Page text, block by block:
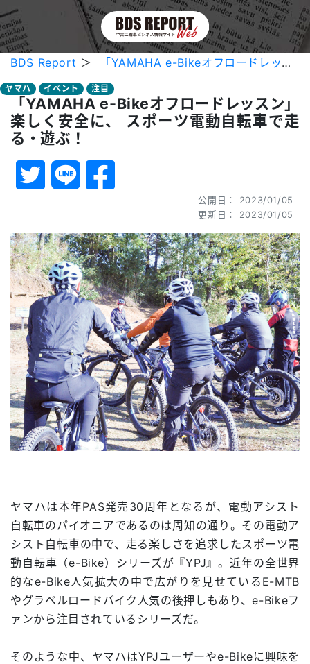
BDS Report ＞ 「YAMAHA e-Bikeオフロードレッスン」楽しく安全に、 スポーツ電動自転車で走る・遊ぶ！
ヤマハ イベント 注目
「YAMAHA e-Bikeオフロードレッスン」
楽しく安全に、 スポーツ電動自転車で走
る・遊ぶ！
公開日： 2023/01/05
更新日： 2023/01/05
ヤマハは本年PAS発売30周年となるが、電動アシスト
自転車のパイオニアであるのは周知の通り。その電動ア
シスト自転車の中で、走る楽しさを追求したスポーツ電
動自転車（e-Bike）シリーズが『YPJ』。近年の全世界
的なe-Bike人気拡大の中で広がりを見せているE-MTB
やグラベルロードバイク人気の後押しもあり、e-Bikeフ
ァンから注目されているシリーズだ。
そのような中、ヤマハはYPJユーザーやe-Bikeに興味を